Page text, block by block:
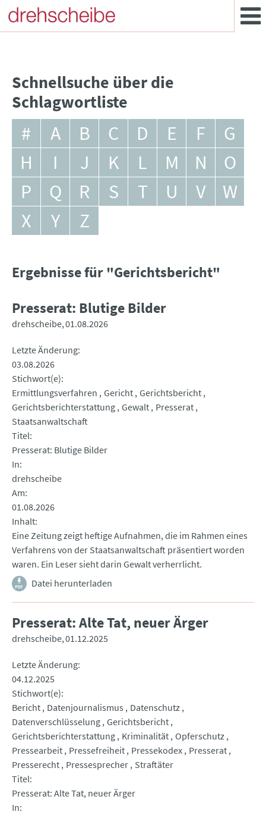
Schnellsuche über die
Schlagwortliste
# A B C D E F
G
H
I J K L M N
O
P
Q R S T U V
W
X
Y Z
Ergebnisse für "Gerichtsbericht"
Presserat: Blutige Bilder
drehscheibe 01.08.2026
Letzte Änderung
03.08.2026
Stichwort(e)
Ermittlungsverfahren Gericht Gerichtsbericht
Gerichtsberichterstattung Gewalt Presserat
Staatsanwaltschaft
Titel
Presserat: Blutige Bilder
In
drehscheibe
Am
01.08.2026
Inhalt
Eine Zeitung zeigt heftige Aufnahmen, die im Rahmen eines
Verfahrens von der Staatsanwaltschaft präsentiert worden
waren. Ein Leser sieht darin Gewalt verherrlicht.
Datei herunterladen
Presserat: Alte Tat, neuer Ärger
drehscheibe 01.12.2025
Letzte Änderung
04.12.2025
Stichwort(e)
Bericht Datenjournalismus
Datenschutz
Datenverschlüsselung Gerichtsbericht
Gerichtsberichterstattung Kriminalität Opferschutz
Pressearbeit Pressefreiheit Pressekodex Presserat
Presserecht Pressesprecher Straftäter
Titel
Presserat: Alte Tat, neuer Ärger
In